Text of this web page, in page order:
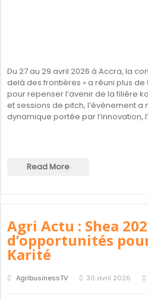
Du 27 au 29 avril 2026 à Accra, la
delà des frontières » a réuni plus
pour repenser l’avenir de la filière
et sessions de pitch, l’évènement a
dynamique portée par l’innovation,
Read More
Agri Actu : Shea
d’opportunités
Karité
AgribusinessTV 30 avril 2026